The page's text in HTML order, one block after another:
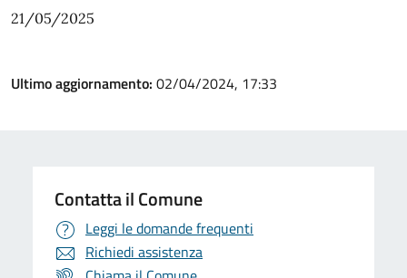
21/05/2025
Ultimo aggiornamento: 02/04/2024, 17:33
Contatta il Comune
Leggi le domande frequenti
Richiedi assistenza